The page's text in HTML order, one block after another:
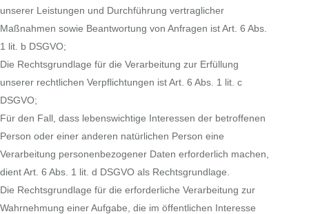
unserer Leistungen und Durchführung vertraglicher
Maßnahmen sowie Beantwortung von Anfragen ist Art. 6 Abs.
1 lit. b DSGVO;
Die Rechtsgrundlage für die Verarbeitung zur Erfüllung
unserer rechtlichen Verpflichtungen ist Art. 6 Abs. 1 lit. c
DSGVO;
Für den Fall, dass lebenswichtige Interessen der betroffenen
Person oder einer anderen natürlichen Person eine
Verarbeitung personenbezogener Daten erforderlich machen,
dient Art. 6 Abs. 1 lit. d DSGVO als Rechtsgrundlage.
Die Rechtsgrundlage für die erforderliche Verarbeitung zur
Wahrnehmung einer Aufgabe, die im öffentlichen Interesse